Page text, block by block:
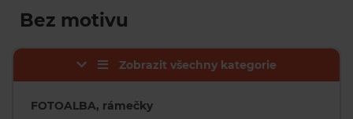
Bez motivu
Zobrazit všechny kategorie
FOTOALBA, rámečky